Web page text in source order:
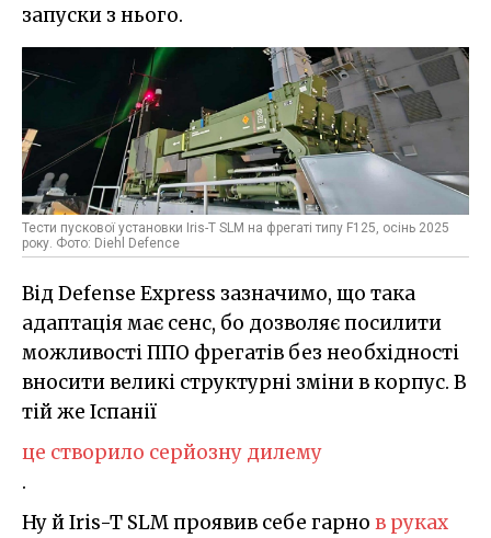
запуски з нього.
Тести пускової установки Iris-T SLM на фрегаті типу F125, осінь 2025
року. Фото: Diehl Defence
Від Defense Express зазначимо, що така
адаптація має сенс, бо дозволяє посилити
можливості ППО фрегатів без необхідності
вносити великі структурні зміни в корпус. В
тій же Іспанії
це створило серйозну дилему
.
Ну й Iris-T SLM проявив себе гарно в руках